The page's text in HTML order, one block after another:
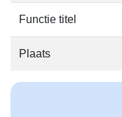
Functie titel
Plaats